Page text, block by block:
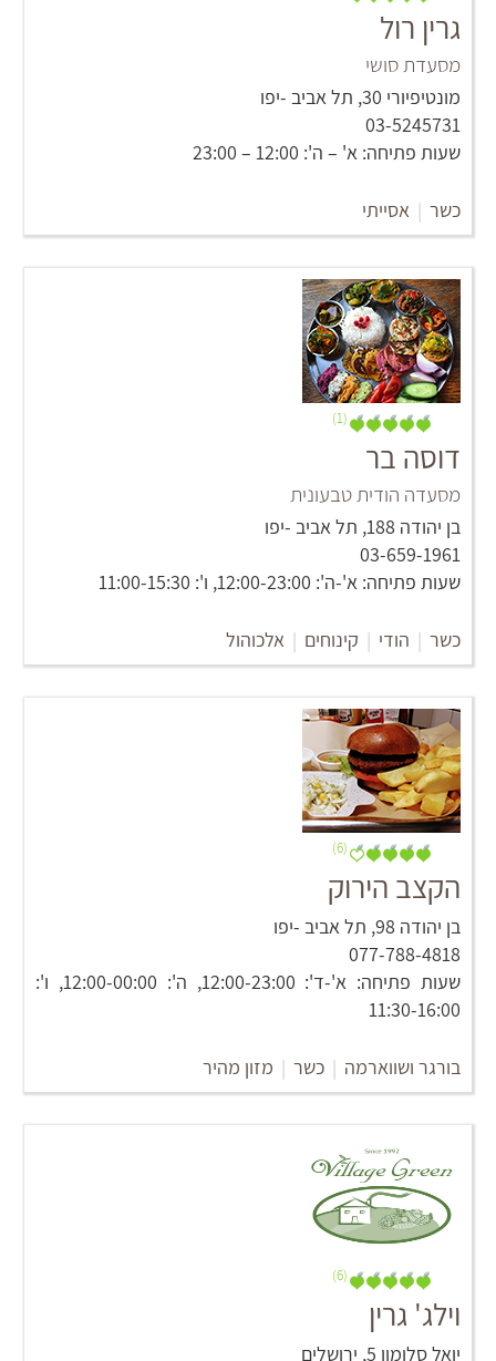
גרין רול
מסעדת סושי
מונטיפיורי 30, תל אביב -יפו
03-5245731
שעות פתיחה: א' – ה': 12:00 – 23:00
כשר | אסייתי
(1)
דוסה בר
מסעדה הודית טבעונית
‏בן יהודה 188‏, תל אביב -יפו
03-659-1961
שעות פתיחה: א'-ה': 12:00-23:00, ו': 11:00-15:30
כשר | הודי | קינוחים | אלכוהול
(6)
הקצב הירוק
בן יהודה 98‏, תל אביב -יפו
077-788-4818
שעות פתיחה: א'-ד': 12:00-23:00, ה': 12:00-00:00, ו':
11:30-16:00
בורגר ושווארמה | כשר | מזון מהיר
(6)
וילג' גרין
יואל סלומון 5, ירושלים